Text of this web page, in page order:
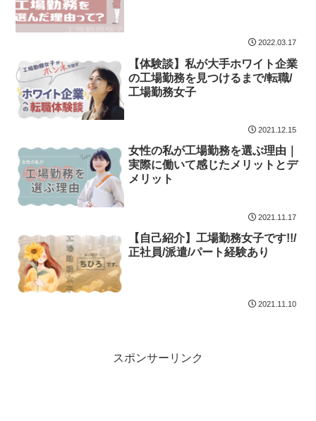
2022.03.17
【体験談】私が大手ホワイト企業
の工場勤務を見つけるまで/転職/
工場勤務女子
2021.12.15
女性の私が工場勤務を選ぶ理由｜
実際に働いて感じたメリットとデ
メリット
2021.11.17
【自己紹介】工場勤務女子です!!/
正社員/派遣/パート経験あり
2021.11.10
スポンサーリンク